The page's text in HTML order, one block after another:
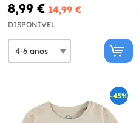
8,99 € 14,99 €
DISPONÍVEL
-45%